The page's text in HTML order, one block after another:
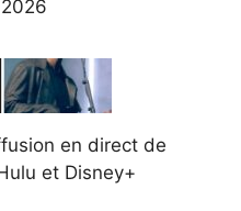
en direct de
et Disney+